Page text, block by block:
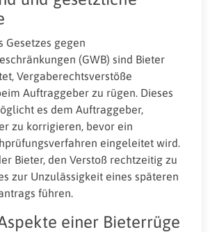
Gesetzes gegen
(GWB) sind Bieter
Vergaberechtsverstöße
Auftraggeber zu rügen. Dieses
es dem Auftraggeber,
zu korrigieren, bevor ein
eingeleitet wird.
Bieter, den Verstoß rechtzeitig zu
zur Unzulässigkeit eines späteren
führen.
einer Bieterrüge